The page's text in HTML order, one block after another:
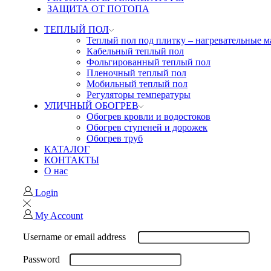
ЗАЩИТА ОТ ПОТОПА
ТЕПЛЫЙ ПОЛ
Теплый пол под плитку – нагревательные
Кабельный теплый пол
Фольгированный теплый пол
Пленочный теплый пол
Мобильный теплый пол
Регуляторы температуры
УЛИЧНЫЙ ОБОГРЕВ
Обогрев кровли и водостоков
Обогрев ступеней и дорожек
Обогрев труб
КАТАЛОГ
КОНТАКТЫ
О нас
Login
My Account
Username or email address
Password